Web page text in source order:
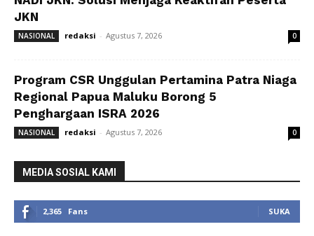
JKN
NASIONAL redaksi - Agustus 7, 2026 0
Program CSR Unggulan Pertamina Patra Niaga
Regional Papua Maluku Borong 5
Penghargaan ISRA 2026
NASIONAL redaksi - Agustus 7, 2026 0
MEDIA SOSIAL KAMI
2,365 Fans SUKA